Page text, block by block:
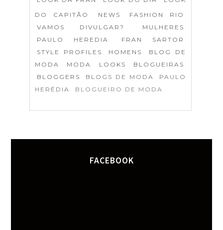
DO CAPITÃO
NEWS
FASHION RIO
VAMOS DIVULGAR?
MULHERES
PAULO HEREDIA
FRAN SARTOR
STYLE PROFILES
HOMENS
BLOG DE
MODA
MODA LOOKS
BLOGUEIRAS
BLOGGERS
BLOGS DE MODA
PAULO
HERÉDIA
BLOGUEIRO DE MODA
FACEBOOK